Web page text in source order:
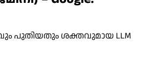
പുതിയതും ശക്തവുമായ LLM